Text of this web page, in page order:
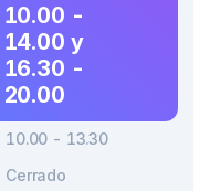
10.00 -
14.00 y
16.30 -
20.00
10.00 - 13.30
Cerrado